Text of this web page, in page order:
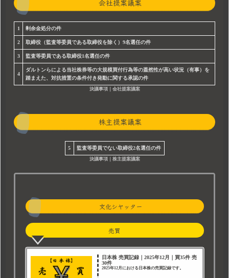
会社提案議案
1 剰余金処分の件
2 取締役（監査等委員である取締役を除く）9名選任の件
3 監査等委員である取締役1名選任の件
4
ダルトンらによる当社株券等の大規模買付行為等の蓋然性が高い状況（有事）を
踏まえた、対抗措置の条件付き発動に関する承認の件
決議事項｜会社提案議案
株主提案議案
5 監査等委員でない取締役2名選任の件
決議事項｜株主提案議案
文化シヤッター
売買
日本株 売買記録｜2025年12月｜買35件 売
30件
2025年12月における日本株の売買記録です。